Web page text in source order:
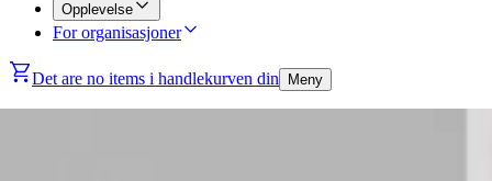
Opplevelse
For organisasjoner
Det are no items i handlekurven din Meny